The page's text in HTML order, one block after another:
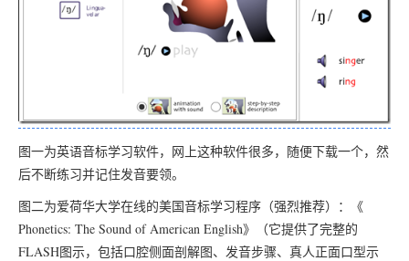
图一为英语音标学习软件，网上这种软件很多，随便下载一个，然
后不断练习并记住发音要领。
图二为爱荷华大学在线的美国音标学习程序（强烈推荐）：《
Phonetics: The Sound of American English》（它提供了完整的
FLASH图示，包括口腔侧面剖解图、发音步骤、真人正面口型示